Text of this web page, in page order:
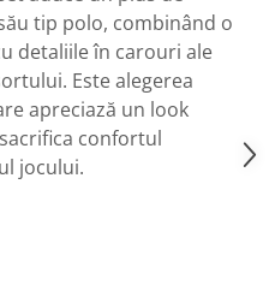
tip polo, combinând o
detaliile în carouri ale
Este alegerea
apreciază un look
confortul
jocului.